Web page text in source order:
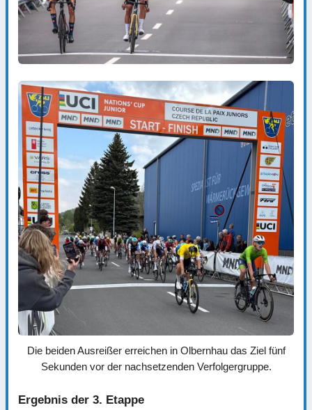
Die beiden Ausreißer erreichen in Olbernhau das Ziel fünf
Sekunden vor der nachsetzenden Verfolgergruppe.
Ergebnis der 3. Etappe